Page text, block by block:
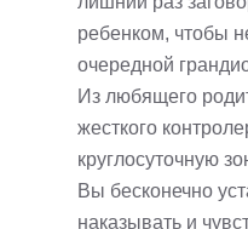
ребенком, чтобы
очередной
Из любящего
жесткого
круглосуточную
Вы бесконечно
наказывать и